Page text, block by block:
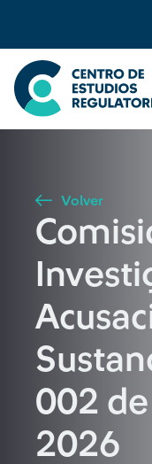
Seleccione país
Buscar
Volver
002 de
2026